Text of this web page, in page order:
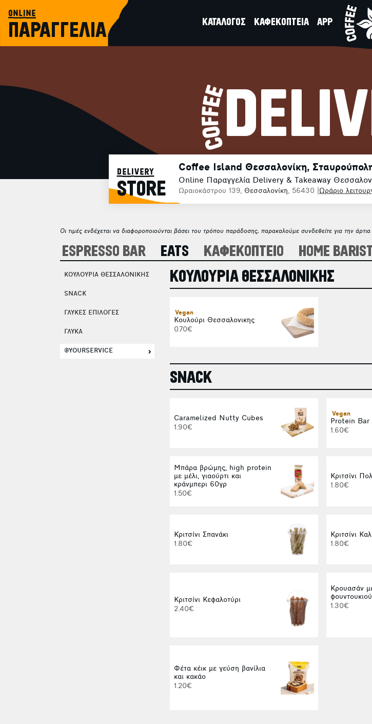
online
ΠΑΡΑΓΓΕΛΙΑ ΚΑΤΑΛΟΓΟΣ ΚΑΦΕΚΟΠΤΕΙΑ APP
delivery
STORE
Coffee Island Θεσσαλονίκη,
Online Παραγγελία Delivery & Takeaway
Ωραιοκάστρου 139, Θεσσαλονίκη, 56430 Ωράριο
Οι τιμές ενδέχεται να διαφοροποιούνται βάσει του τρόπου παράδοσης, παρακαλούμε συνδεθείτε για την
ESPRESSO BAR EATS ΚΑΦΕΚΟΠΤΕΙΟ HOME
ΚΟΥΛΟΥΡΙΑ ΘΕΣΣΑΛΟΝΙΚΗΣ
SNACK
ΓΛΥΚΕΣ ΕΠΙΛΟΓΕΣ
ΓΛΥΚΑ
@YOURSERVICE
ΚΟΥΛΟΥΡΙΑ ΘΕΣΣΑΛΟΝΙΚΗΣ
Vegan
Κουλούρι Θεσσαλονικης
0.70€
SNACK
Caramelized Nutty Cubes
1.90€
Vegan
Protein
1.60€
Μπάρα βρώμης, high protein
με μέλι, γιαούρτι και
κράνμπερι 60γρ
1.50€
Κριτσίνι
1.80€
Κριτσίνι Σπανάκι
1.80€
Κριτσίνι
1.80€
Κριτσίνι Κεφαλοτύρι
2.40€
Κρουασάν
1.30€
Φέτα κέικ με γεύση βανίλια
και κακάο
1.20€